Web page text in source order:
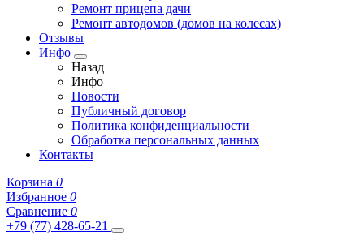
Ремонт прицепа дачи
Ремонт автодомов (домов на колесах)
Отзывы
Инфо
Назад
Инфо
Новости
Публичный договор
Политика конфиденциальности
Обработка персональных данных
Контакты
Корзина 0
Избранное 0
Сравнение 0
+79 (77) 428-65-21